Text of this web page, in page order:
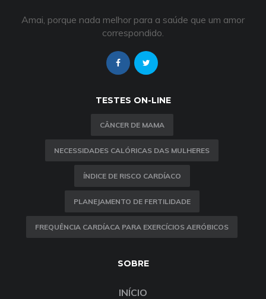
Amai, porque nada melhor para a saúde que um amor
correspondido.
TESTES ON-LINE
CÂNCER DE MAMA
NECESSIDADES CALÓRICAS DAS MULHERES
ÍNDICE DE RISCO CARDÍACO
PLANEJAMENTO DE FERTILIDADE
FREQUÊNCIA CARDÍACA PARA EXERCÍCIOS AERÓBICOS
SOBRE
INÍCIO